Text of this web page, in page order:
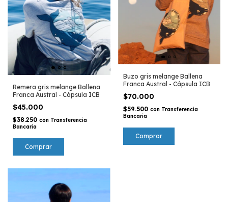
Remera gris melange Ballena
Franca Austral - Cápsula ICB
$45.000
$38.250 con Transferencia
Bancaria
Comprar
Buzo gris melange Ballena
Franca Austral - Cápsula ICB
$70.000
$59.500 con Transferencia
Bancaria
Comprar